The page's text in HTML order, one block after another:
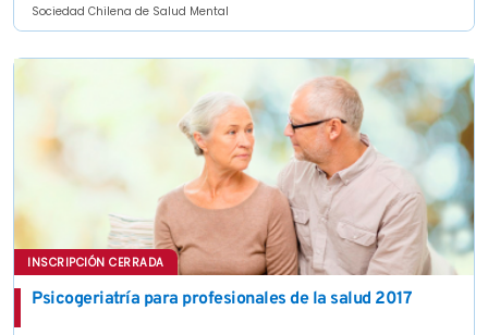
Sociedad Chilena de Salud Mental
INSCRIPCIÓN CERRADA
Psicogeriatría para profesionales de la salud 2017